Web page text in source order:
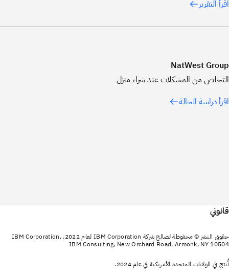
اقرأ التقرير
NatWest Group
التخلص من المشكلات عند شراء منزل
اقرأ دراسة الحالة
قانوني
حقوق النشر © محفوظة لصالح شركة IBM Corporation لعام 2022. IBM Corporation,
IBM Consulting, New Orchard Road, Armonk, NY 10504
أُنتج في الولايات المتحدة الأمريكية في عام 2024.